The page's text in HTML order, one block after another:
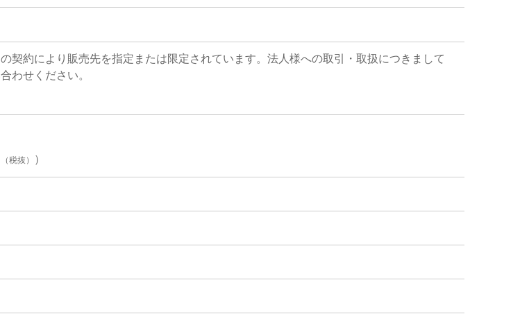
契約により販売先を指定または限定されています。法人様への取引・取扱につきまして
わせください。
（税抜） ）